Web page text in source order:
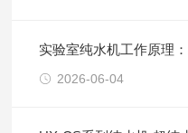
实验室纯水机工作原理
2026-06-04